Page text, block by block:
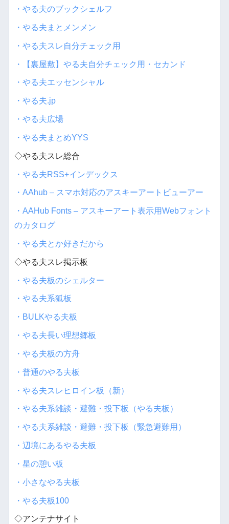
・やる夫のブックシェルフ
・やる夫まとメンメン
・やる夫スレ自分チェック用
・【裏屋敷】やる夫自分チェック用・セカンド
・やる夫エッセンシャル
・やる夫.jp
・やる夫広場
・やる夫まとめYYS
◇やる夫スレ総合
・やる夫RSS+インデックス
・AAhub – スマホ対応のアスキーアートビューアー
・AAHub Fonts – アスキーアート表示用Webフォント
のカタログ
・やる夫とか好きだから
◇やる夫スレ掲示板
・やる夫板のシェルター
・やる夫系狐板
・BULKやる夫板
・やる夫長い理想郷板
・やる夫板の方舟
・普通のやる夫板
・やる夫スレヒロイン板（新）
・やる夫系雑談・避難・投下板（やる夫板）
・やる夫系雑談・避難・投下板（緊急避難用）
・辺境にあるやる夫板
・星の憩い板
・小さなやる夫板
・やる夫板100
◇アンテナサイト